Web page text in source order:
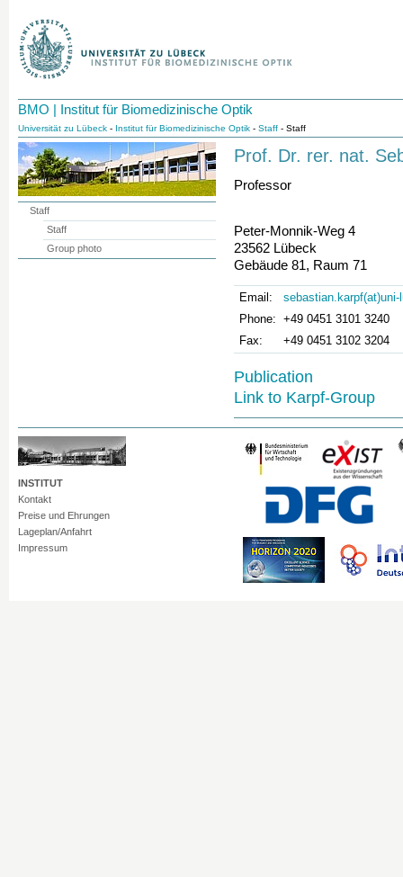
BMO | Institut für Biomedizinische Optik
Universität zu Lübeck - Institut für Biomedizinische Optik - Staff - Staff
Prof. Dr. rer. nat.
Professor
Peter-Monnik-Weg 4
23562 Lübeck
Gebäude 81, Raum 71
Email:
sebastian.karpf(at)uni-
Phone: +49 0451 3101 3240
Fax:
+49 0451 3102 3204
Publication
Link to Karpf-Group
Staff
Staff
Group photo
INSTITUT
Kontakt
Preise und Ehrungen
Lageplan/Anfahrt
Impressum